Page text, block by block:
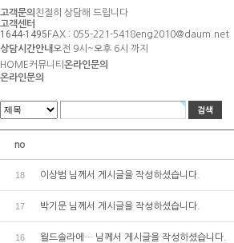
고객문의 친절히 상담해 드립니다
고객센터
1644-1495 FAX : 055-221-5418eng2010@daum.net
상담시간안내오전 9시~오후 6시 까지
HOME커뮤니티 온라인문의
온라인문의
no
18 이상범 님께서 게시글을 작성하셨습니다.
17 박기문 님께서 게시글을 작성하셨습니다.
16 월드솔라에… 님께서 게시글을 작성하셨습니다.